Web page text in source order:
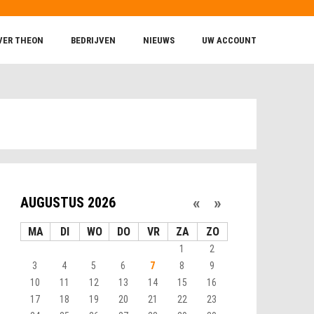
THEON BEDRIJVEN NIEUWS UW ACCOUNT
AUGUSTUS 2026 « »
MA DI WO DO VR ZA ZO
1
2
3
4 5 6 7 8
9
10
11 12 13 14 15
16
17
18 19 20 21 22
23